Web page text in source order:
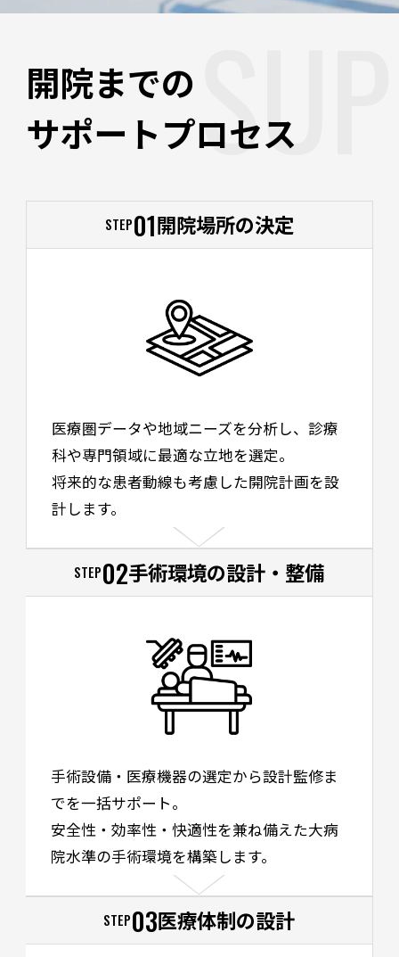
開院までの
サポートプロセス
STEP01開院場所の決定
医療圏データや地域ニーズを分析し、診療
科や専門領域に最適な立地を選定。
将来的な患者動線も考慮した開院計画を設
計します。
STEP02手術環境の設計・整備
手術設備・医療機器の選定から設計監修ま
でを一括サポート。
安全性・効率性・快適性を兼ね備えた大病
院水準の手術環境を構築します。
STEP03医療体制の設計